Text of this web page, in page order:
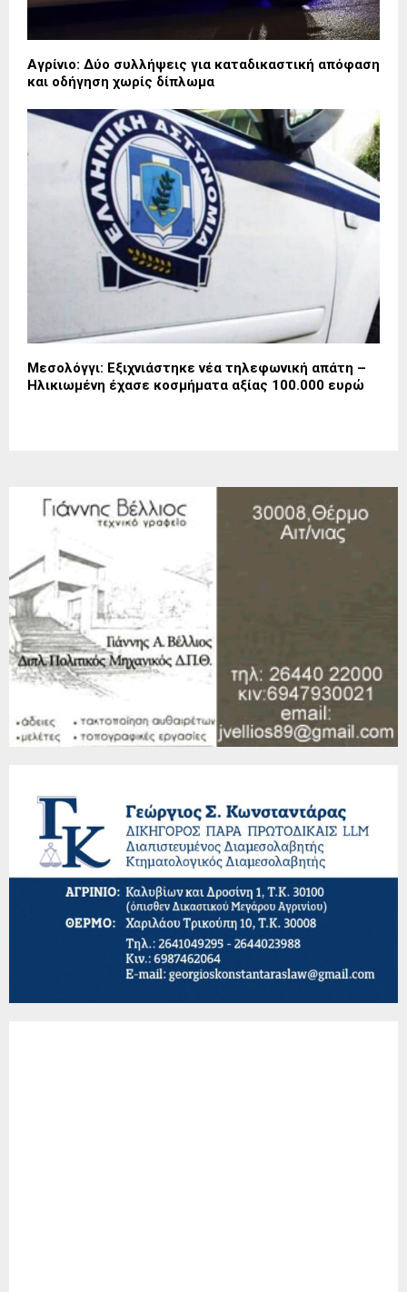
Αγρίνιο: Δύο συλλήψεις για καταδικαστική απόφαση
και οδήγηση χωρίς δίπλωμα
Μεσολόγγι: Εξιχνιάστηκε νέα τηλεφωνική απάτη –
Ηλικιωμένη έχασε κοσμήματα αξίας 100.000 ευρώ